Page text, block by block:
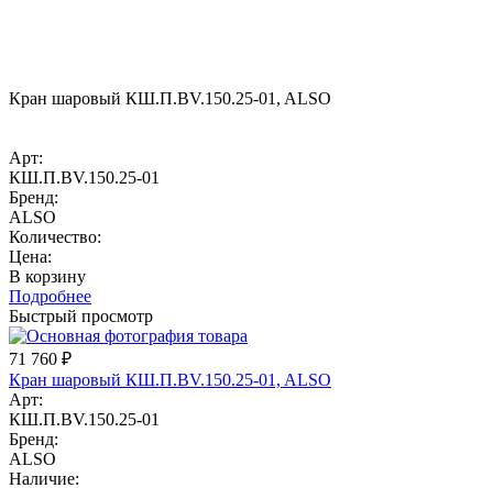
Кран шаровый КШ.П.BV.150.25-01, ALSO
Арт:
КШ.П.BV.150.25-01
Бренд:
ALSO
Количество:
Цена:
В корзину
Подробнее
Быстрый просмотр
71 760 ₽
Кран шаровый КШ.П.BV.150.25-01, ALSO
Арт:
КШ.П.BV.150.25-01
Бренд:
ALSO
Наличие: